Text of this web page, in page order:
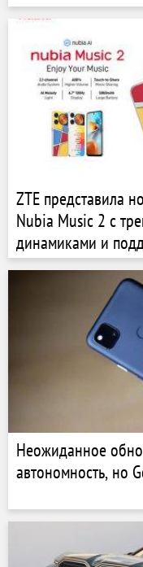
ZTE представила
Nubia Music 2 с
динамиками и
Неожиданное
автономность, но